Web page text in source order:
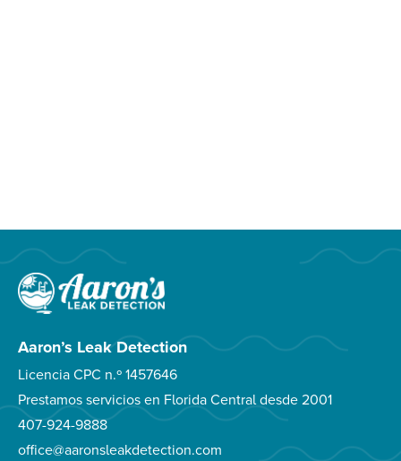
Aaron’s Leak Detection
Licencia CPC n.º 1457646
Prestamos servicios en Florida Central desde 2001
407-924-9888
office@aaronsleakdetection.com